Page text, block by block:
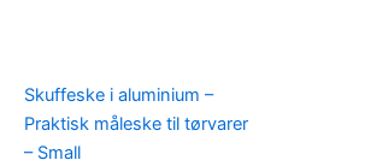
Skuffeske i aluminium –
Praktisk måleske til tørvarer
– Small